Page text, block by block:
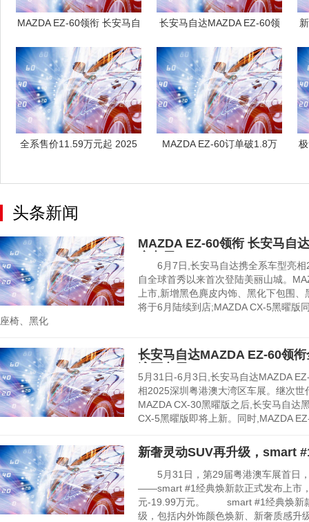
MAZDA EZ-60领衔 长安马自
长安马自达MAZDA EZ-60领
全系售价11.59万元起 2025
MAZDA EZ-60订单破1.8万
头条新闻
MAZDA EZ-60领衔 长安马自
6月7日,长安马自达携全系车型亮相
自全球首秀以来首次登陆美丽山城。
上市,新增黑色麂皮内饰、黑化下包围
将于6月陆续到店;MAZDA CX-5黑曜版
座椅、黑化
长安马自达MAZDA EZ-60领
5月31日-6月3日,长安马自达MAZDA
相2025深圳粤港澳大湾区车展。继次
MAZDA CX-30黑曜版之后,长安马自达
CX-5黑曜版即将上新。同时,MAZDA
新奢灵动SUV再升级，smart
5月31日，第29届粤港澳车展首日
——smart #1经典焕新款正式发布上市
元-19.99万元。 smart #1经典焕新
级，包括内外饰颜色焕新、新奢质感升